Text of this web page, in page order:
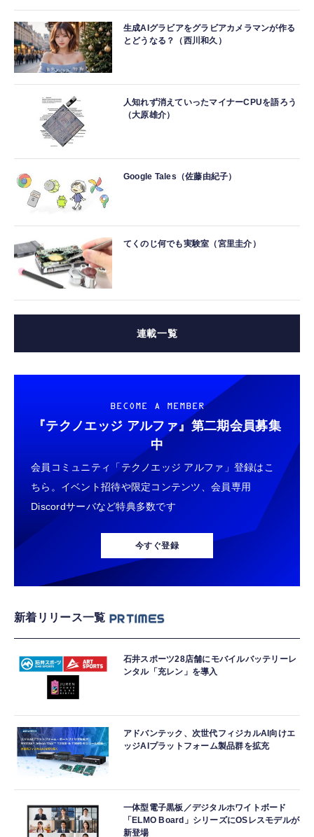
生成AIグラビアをグラビアカメラマンが作る
とどうなる？（西川和久）
人知れず消えていったマイナーCPUを語ろう
（大原雄介）
Google Tales（佐藤由紀子）
てくのじ何でも実験室（宮里圭介）
連載一覧
BECOME A MEMBER
『テクノエッジ アルファ』 第二期会員募集
中
会員コミュニティ「テクノエッジ アルファ」登録はこ
ちら。イベント招待や限定コンテンツ、会員専用
Discordサーバなど特典多数です
今すぐ登録
新着リリース一覧
石井スポーツ28店舗にモバイルバッテリーレ
ンタル「充レン」を導入
アドバンテック、次世代フィジカルAI向けエ
ッジAIプラットフォーム製品群を拡充
一体型電子黒板／デジタルホワイトボード
「ELMO Board」シリーズにOSレスモデルが
新登場